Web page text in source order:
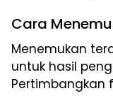
Cara
Menemukan
untuk hasil
Pertimbangkan